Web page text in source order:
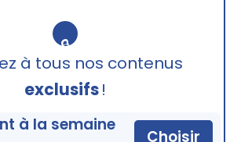
🔒
à tous nos contenus
exclusifs!
à la semaine
Choisir